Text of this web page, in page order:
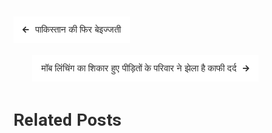
Postपाकिस्तान की फिर बेइज्जती
मॉब लिंचिंग का शिकार हुए पीड़ितों के परिवार ने झेला है काफी दर्द
Related Posts